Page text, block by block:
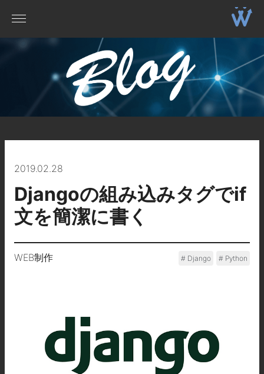
2019.02.28
Djangoの組み込みタグでif
文を簡潔に書く
WEB制作 Django Python